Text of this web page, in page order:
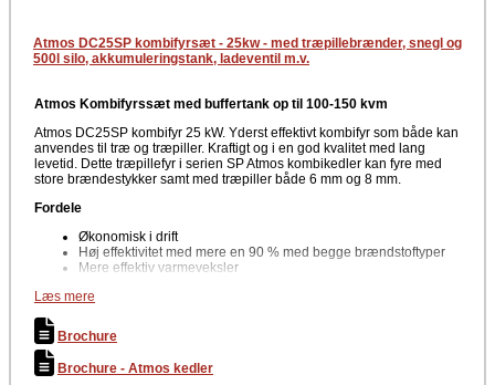
Atmos DC25SP kombifyrsæt - 25kw - med træpillebrænder, snegl og
500l silo, akkumuleringstank, ladeventil m.v.
Atmos Kombifyrssæt med buffertank op til 100-150 kvm
Atmos DC25SP kombifyr 25 kW. Yderst effektivt kombifyr som både kan
anvendes til træ og træpiller. Kraftigt og i en god kvalitet med lang
levetid. Dette træpillefyr i serien SP Atmos kombikedler kan fyre med
store brændestykker samt med træpiller både 6 mm og 8 mm.
Fordele
Økonomisk i drift
Høj effektivitet med mere en 90 % med begge brændstoftyper
Mere effektiv varmeveksler
Kompakt og meget robust kedelkonstruktion
Nem vedligehold og drift
Nem rengøring
Keramisk brændkammer og optimal forgasningsproces
Moderne teknologi
Læs mere
Brochure
Brochure - Atmos kedler